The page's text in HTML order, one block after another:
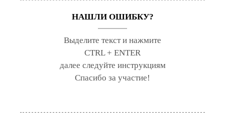
НАШЛИ ОШИБКУ?
Выделите текст и нажмите
CTRL + ENTER
далее следуйте инструкциям
Спасибо за участие!